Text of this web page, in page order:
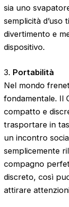
sia uno
semplicità d’uso
divertimento e
dispositivo.
3. Portabilità
Nel mondo
fondamentale. Il
compatto e
trasportare in
un incontro
semplicemente
compagno
discreto, così
attirare